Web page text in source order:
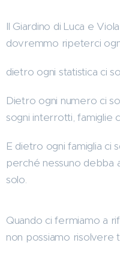
Il Giardino di Luca e
dovremmo ripeterci
dietro ogni statistica ci
Dietro ogni numero ci
sogni interrotti, famiglie
E dietro ogni famiglia ci
perché nessuno
solo.
Quando ci fermiamo a
non possiamo risolvere